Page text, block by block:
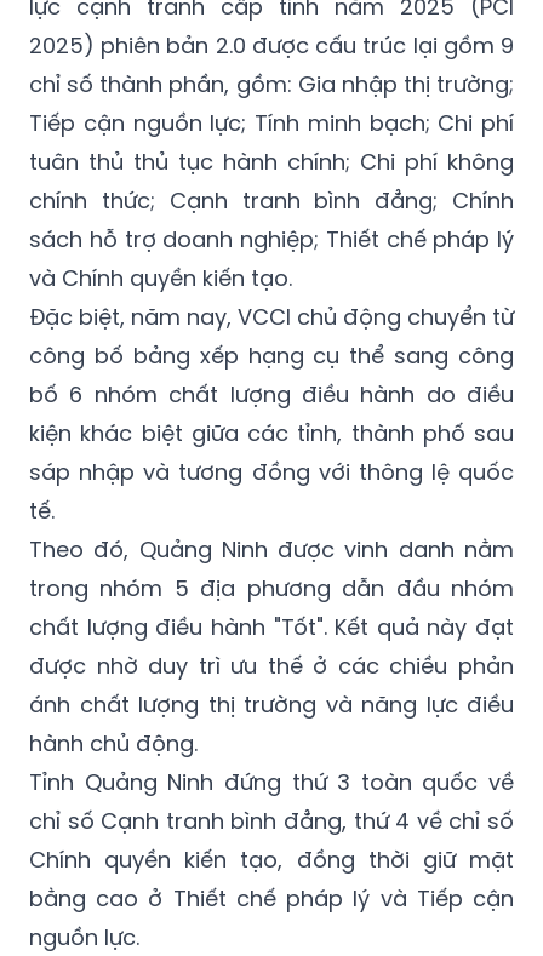
lực cạnh tranh cấp tỉnh năm 2025 (PCI
2025) phiên bản 2.0 được cấu trúc lại gồm 9
chỉ số thành phần, gồm: Gia nhập thị trường;
Tiếp cận nguồn lực; Tính minh bạch; Chi phí
tuân thủ thủ tục hành chính; Chi phí không
chính thức; Cạnh tranh bình đẳng; Chính
sách hỗ trợ doanh nghiệp; Thiết chế pháp lý
và Chính quyền kiến tạo.
Đặc biệt, năm nay, VCCI chủ động chuyển từ
công bố bảng xếp hạng cụ thể sang công
bố 6 nhóm chất lượng điều hành do điều
kiện khác biệt giữa các tỉnh, thành phố sau
sáp nhập và tương đồng với thông lệ quốc
tế.
Theo đó, Quảng Ninh được vinh danh nằm
trong nhóm 5 địa phương dẫn đầu nhóm
chất lượng điều hành "Tốt". Kết quả này đạt
được nhờ duy trì ưu thế ở các chiều phản
ánh chất lượng thị trường và năng lực điều
hành chủ động.
Tỉnh Quảng Ninh đứng thứ 3 toàn quốc về
chỉ số Cạnh tranh bình đẳng, thứ 4 về chỉ số
Chính quyền kiến tạo, đồng thời giữ mặt
bằng cao ở Thiết chế pháp lý và Tiếp cận
nguồn lực.